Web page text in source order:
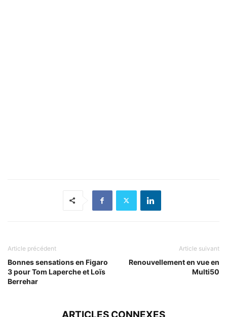
Article précédent
Bonnes sensations en Figaro
3 pour Tom Laperche et Loïs
Berrehar
Article suivant
Renouvellement en vue en
Multi50
ARTICLES CONNEXES